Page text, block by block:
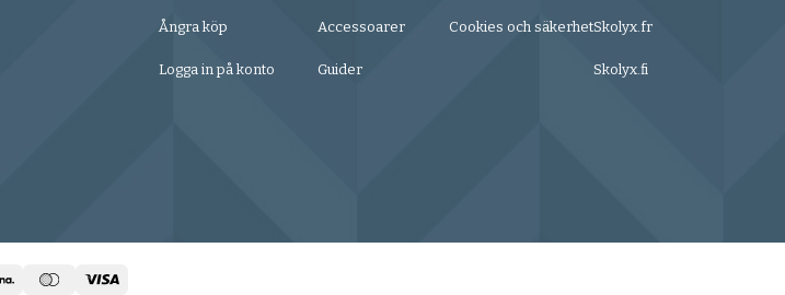
Ångra köp
Logga in på konto
Accessoarer
Guider
Cookies och säkerhetSkolyx.fr
Skolyx.fi